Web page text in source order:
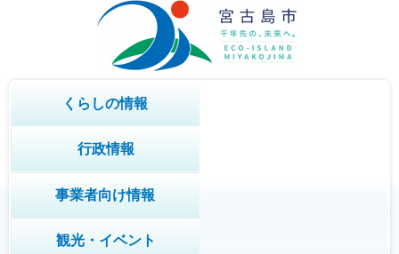
くらしの情報
行政情報
事業者向け情報
観光・イベント